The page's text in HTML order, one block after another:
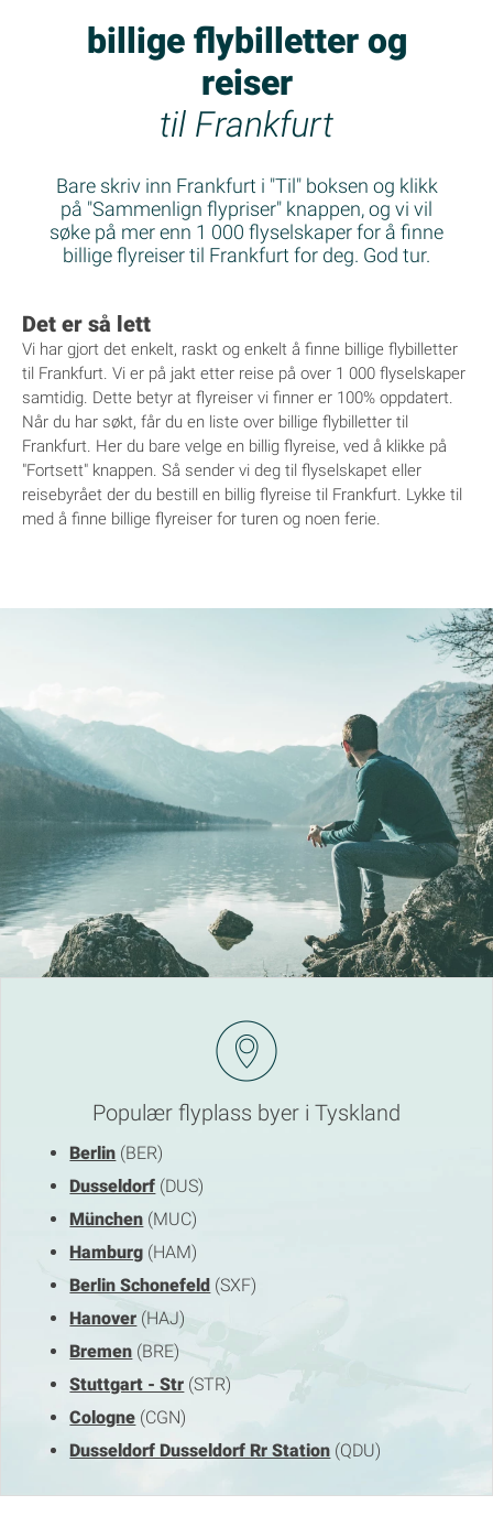
billige flybilletter og
reiser
til Frankfurt
Bare skriv inn Frankfurt i "Til" boksen og klikk
på "Sammenlign flypriser" knappen, og vi vil
søke på mer enn 1 000 flyselskaper for å finne
billige flyreiser til Frankfurt for deg. God tur.
Det er så lett
Vi har gjort det enkelt, raskt og enkelt å finne billige flybilletter
til Frankfurt. Vi er på jakt etter reise på over 1 000 flyselskaper
samtidig. Dette betyr at flyreiser vi finner er 100% oppdatert.
Når du har søkt, får du en liste over billige flybilletter til
Frankfurt. Her du bare velge en billig flyreise, ved å klikke på
"Fortsett" knappen. Så sender vi deg til flyselskapet eller
reisebyrået der du bestill en billig flyreise til Frankfurt. Lykke til
med å finne billige flyreiser for turen og noen ferie.
Populær flyplass byer i Tyskland
Berlin (BER)
Dusseldorf (DUS)
München (MUC)
Hamburg (HAM)
Berlin Schonefeld (SXF)
Hanover (HAJ)
Bremen (BRE)
Stuttgart - Str (STR)
Cologne (CGN)
Dusseldorf Dusseldorf Rr Station (QDU)